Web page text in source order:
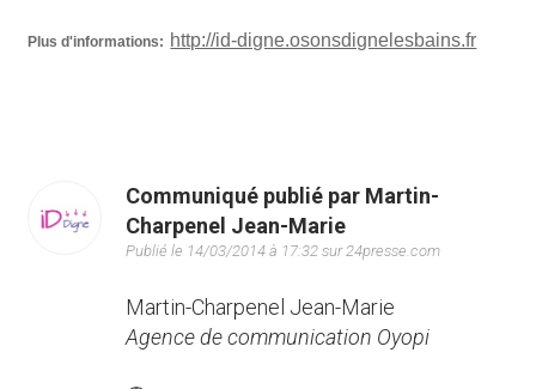
Plus d'informations: http://id-digne.osonsdignelesbains.fr
Communiqué publié par Martin-
Charpenel Jean-Marie
Publié le 14/03/2014 à 17:32 sur 24presse.com
Martin-Charpenel Jean-Marie
Agence de communication Oyopi